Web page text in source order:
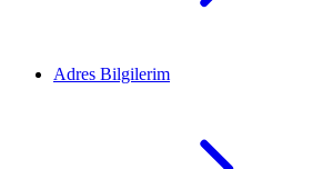
Adres Bilgilerim